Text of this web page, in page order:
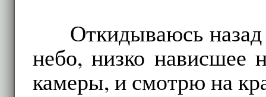
Откидываюсь
небо, низко нависшее
камеры, и смотрю на